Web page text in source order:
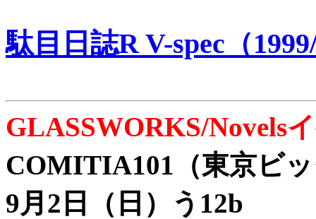
駄目日誌R V-spec（
GLASSWORKS/Novels
COMITIA101（東京ビ
9月2日（日）う12b